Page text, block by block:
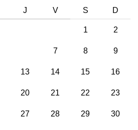
J V S D
1 2
7 8 9
13 14 15 16
20 21 22 23
27 28 29 30